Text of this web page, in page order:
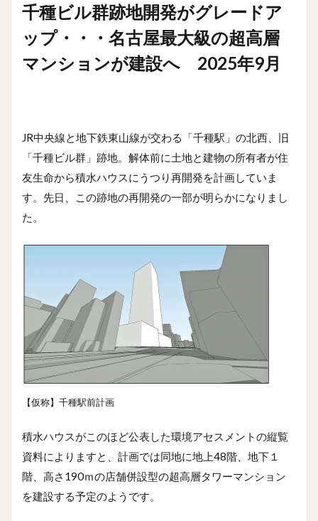
千種ビル群跡地開発がグレードア
ップ・・・名古屋最大級の超高層
マンションが建設へ 2025年9月
JR中央線と地下鉄東山線が交わる「千種駅」の北西、旧
「千種ビル群」跡地。解体前に土地と建物の所有者が住
友生命から積水ハウスにうつり再開発を計画していま
す。先日、この跡地の再開発の一部が明らかになりまし
た。
【仮称】千種駅前計画
積水ハウスがこのほど公表した環境アセスメントの縦覧
資料によりますと、計画では同地に地上48階、地下１
階、高さ190ｍの店舗併設型の超高層タワーマンション
を建設する予定のようです。